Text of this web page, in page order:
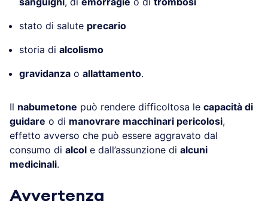
stato di salute precario
storia di alcolismo
gravidanza o allattamento.
Il nabumetone può rendere difficoltosa le capacità di
guidare o di manovrare macchinari pericolosi,
effetto avverso che può essere aggravato dal
consumo di alcol e dall’assunzione di alcuni
medicinali.
Avvertenza